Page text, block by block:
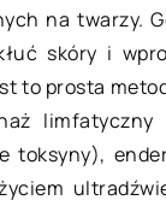
na twarzy.
skóry i
to prosta
limfatyczny
toksyny),
Podczas
albo biura,
czynników
materiał, z